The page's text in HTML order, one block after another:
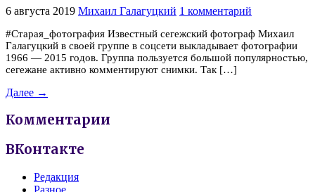
6 августа 2019 Михаил Галагуцкий 1 комментарий
#Старая_фотография Известный сегежский фотограф Михаил
Галагуцкий в своей группе в соцсети выкладывает фотографии
1966 — 2015 годов. Группа пользуется большой популярностью,
сегежане активно комментируют снимки. Так […]
Далее →
Комментарии
ВКонтакте
Редакция
Разное